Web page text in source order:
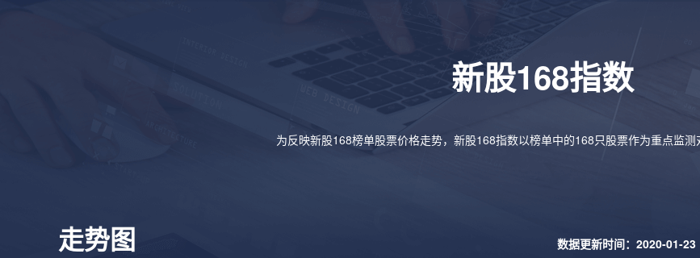
新股168指数
为反映新股168榜单股票价格走势，新股168指数以榜单中的168只股票作为重点监测
走势图 数据更新时间：2020-01-23